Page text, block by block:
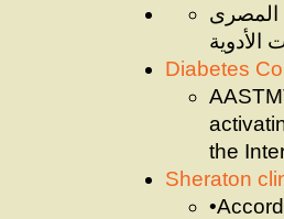
المصرى
Diabetes
the
Sheraton